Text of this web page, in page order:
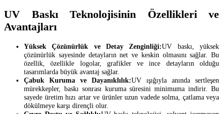
UV Baskı Teknolojisinin Özellikleri ve
Avantajları
Yüksek Çözünürlük ve Detay Zenginliği:UV baskı, yüksek
çözünürlük sayesinde detayların net ve keskin olmasını sağlar. Bu
özellik, özellikle logolar, grafikler ve ince detayların olduğu
tasarımlarda büyük avantaj sağlar.
Çabuk Kuruma ve Dayanıklılık:UV ışığıyla anında sertleşen
mürekkepler, baskı sonrası kuruma süresini minimuma indirir. Bu
sayede üretim hızı artar ve ürünler uzun vadede solma, çatlama veya
dökülmeye karşı dirençli olur.